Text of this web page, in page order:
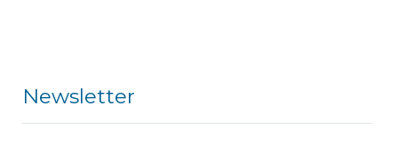
Newsletter